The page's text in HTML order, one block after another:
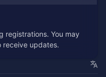
registrations. You may
receive updates.